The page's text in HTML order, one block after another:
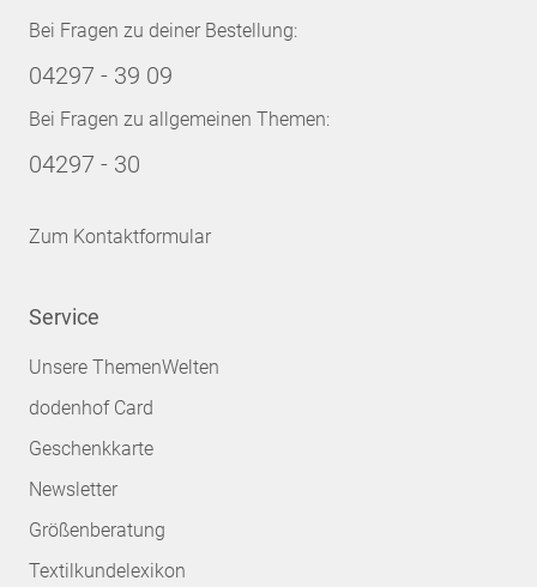
Bei Fragen zu deiner Bestellung:
04297 - 39 09
Bei Fragen zu allgemeinen Themen:
04297 - 30
Zum Kontaktformular
Service
Unsere ThemenWelten
dodenhof Card
Geschenkkarte
Newsletter
Größenberatung
Textilkundelexikon